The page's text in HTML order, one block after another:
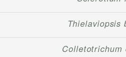
Thielaviopsis
Colletotrichum